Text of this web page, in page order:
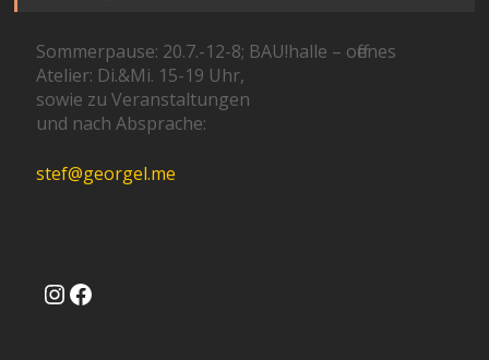
Sommerpause: 20.7.-12-8; BAU!halle – offenes
Atelier: Di.&Mi. 15-19 Uhr,
sowie zu Veranstaltungen
und nach Absprache:
stef@georgel.me
Instagram
Facebook